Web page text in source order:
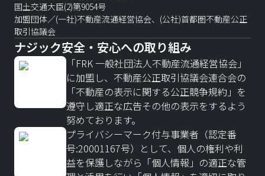
国土交通大臣(2)第9054号
加盟団体／(一社)不動産流通経営協会、(公社)首都圏不動産公正
取引協議会
ナジック安全・安心への取り組み
「FRK 一般社団法人不動産流通経営協会」
に加盟し、不動産公正取引協議会連合会の
「不動産の表示に関する公正競争規約」を
遵守し適正な広告その他の表示をするよう
努めております。
プライバシーマーク付与事業者（認定番
号:20001167号）として、個人の権利や利
益を保護しながら「個人情報」の適正な管